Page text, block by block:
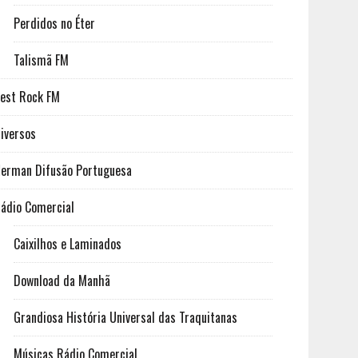
Perdidos no Éter
Talismã FM
Rock FM
Difusão Portuguesa
Comercial
Caixilhos e Laminados
Download da Manhã
Grandiosa História Universal das Traquitanas